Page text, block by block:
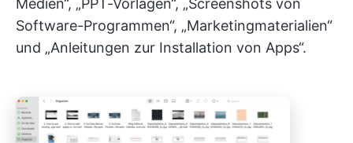
Medien“, „PPT-Vorlagen“, „Screenshots von
Software-Programmen“, „Marketingmaterialien“
und „Anleitungen zur Installation von Apps“.